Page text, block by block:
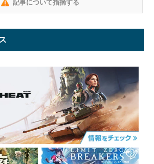
記事について指摘する